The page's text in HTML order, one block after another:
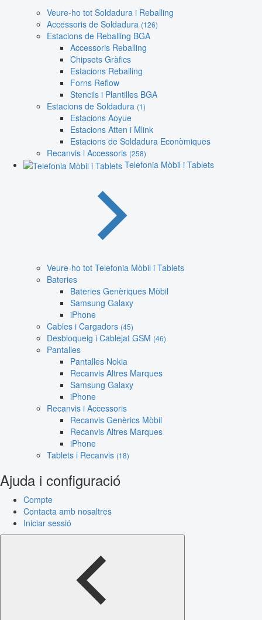
Veure-ho tot Soldadura i Reballing
Accessoris de Soldadura (126)
Estacions de Reballing BGA
Accessoris Reballing
Chipsets Gràfics
Estacions Reballing
Forns Reflow
Stencils i Plantilles BGA
Estacions de Soldadura (1)
Estacions Aoyue
Estacions Atten i Mlink
Estacions de Soldadura Econòmiques
Recanvis i Accessoris (258)
Telefonia Mòbil i Tablets
Veure-ho tot Telefonia Mòbil i Tablets
Bateries
Bateries Genèriques Mòbil
Samsung Galaxy
iPhone
Cables i Cargadors (45)
Desbloqueig i Cablejat GSM (46)
Pantalles
Pantalles Nokia
Recanvis Altres Marques
Samsung Galaxy
iPhone
Recanvis i Accessoris
Recanvis Genèrics Mòbil
Recanvis Altres Marques
iPhone
Tablets i Recanvis (18)
Ajuda i configuració
Compte
Contacta amb nosaltres
Iniciar sessió